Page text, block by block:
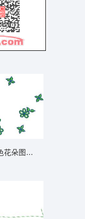
花系列5千针以
花朵图案装饰图 免费小